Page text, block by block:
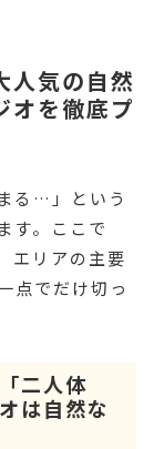
人気の自然
オを徹底プ
る…」という
す。ここで
エリアの主要
点でだけ切っ
二人体
は自然な